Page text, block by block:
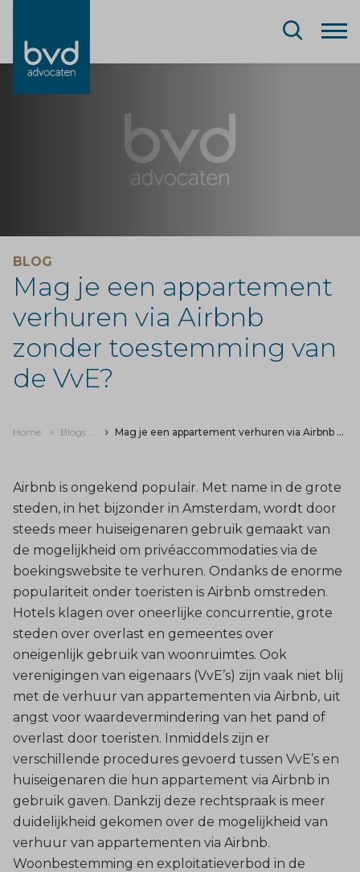
BLOG
Mag je een appartement
verhuren via Airbnb
zonder toestemming van
de VvE?
Home Mag je een appartement verhuren via Airbnb zonder toestemming van de VvE?
Airbnb is ongekend populair. Met name in de grote
steden, in het bijzonder in Amsterdam, wordt door
steeds meer huiseigenaren gebruik gemaakt van
de mogelijkheid om privéaccommodaties via de
boekingswebsite te verhuren. Ondanks de enorme
populariteit onder toeristen is Airbnb omstreden.
Hotels klagen over oneerlijke concurrentie, grote
steden over overlast en gemeentes over
oneigenlijk gebruik van woonruimtes. Ook
verenigingen van eigenaars (VvE’s) zijn vaak niet blij
met de verhuur van appartementen via Airbnb, uit
angst voor waardevermindering van het pand of
overlast door toeristen. Inmiddels zijn er
verschillende procedures gevoerd tussen VvE’s en
huiseigenaren die hun appartement via Airbnb in
gebruik gaven. Dankzij deze rechtspraak is meer
duidelijkheid gekomen over de mogelijkheid van
verhuur van appartementen via Airbnb.
Woonbestemming en exploitatieverbod in de